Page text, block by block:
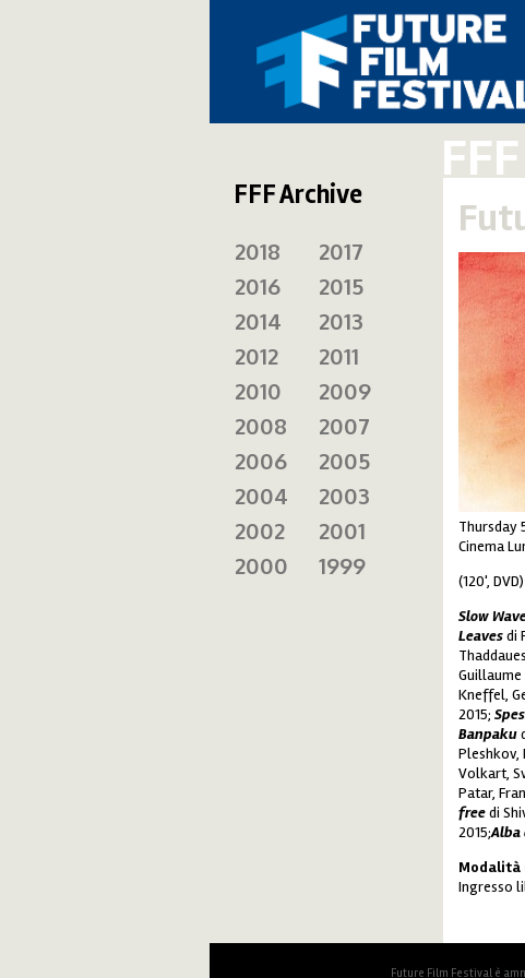
Thursday
Cinema
(120', DVD)
Slow
Leavesdi
Guillaume
Kneffel,
2015;
Banpaku
Pleshkov,
Volkart,
Patar,
freedi
2015;Alba
Modalità
Ingresso
FFF Archive
2018
2017
2016
2015
2014
2013
2012
2011
2010
2009
2008
2007
2006
2005
2004
2003
2002
2001
2000
1999
Future Film Festival è